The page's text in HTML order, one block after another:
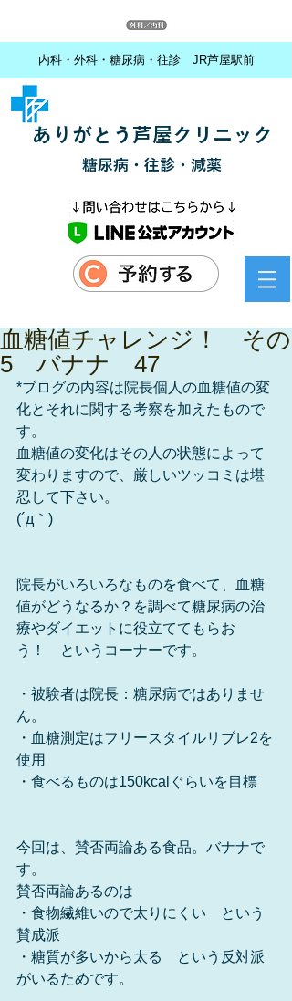
内科・外科・糖尿病・往診 JR芦屋駅前
ありがとう芦屋クリニック
糖尿病・往診・減薬
血糖値チャレンジ！ その
5 バナナ 47
*ブログの内容は院長個人の血糖値の変
化とそれに関する考察を加えたもので
す。
血糖値の変化はその人の状態によって
変わりますので、厳しいツッコミは堪
忍して下さい。
(´д｀)
院長がいろいろなものを食べて、血糖
値がどうなるか？を調べて糖尿病の治
療やダイエットに役立ててもらお
う！　というコーナーです。
・被験者は院長：糖尿病ではありませ
ん。
・血糖測定はフリースタイルリブレ2を
使用
・食べるものは150kcalぐらいを目標
今回は、賛否両論ある食品。バナナで
す。
賛否両論あるのは
・食物繊維いので太りにくい　という
賛成派
・糖質が多いから太る　という反対派
がいるためです。